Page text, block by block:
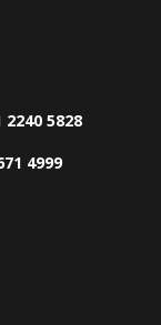
2240 5828
4999